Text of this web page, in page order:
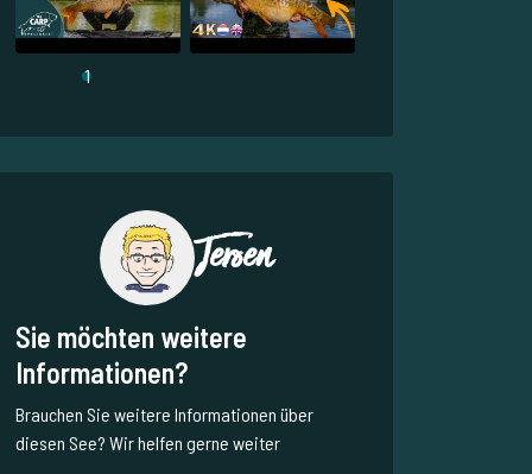
1
Jeroen
Sie möchten weitere
Informationen?
Brauchen Sie weitere Informationen über
diesen See? Wir helfen gerne weiter